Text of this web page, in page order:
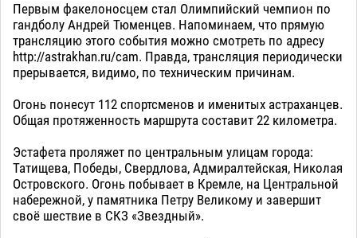
Первым факелоносцем стал Олимпийский чемпион по
гандболу Андрей Тюменцев. Напоминаем, что прямую
трансляцию этого события можно смотреть по адресу
http://astrakhan.ru/cam. Правда, трансляция периодически
прерывается, видимо, по техническим причинам.
Огонь понесут 112 спортсменов и именитых астраханцев.
Общая протяженность маршрута составит 22 километра.
Эстафета проляжет по центральным улицам города:
Татищева, Победы, Свердлова, Адмиралтейская, Николая
Островского. Огонь побывает в Кремле, на Центральной
набережной, у памятника Петру Великому и завершит
своё шествие в СКЗ «Звездный».